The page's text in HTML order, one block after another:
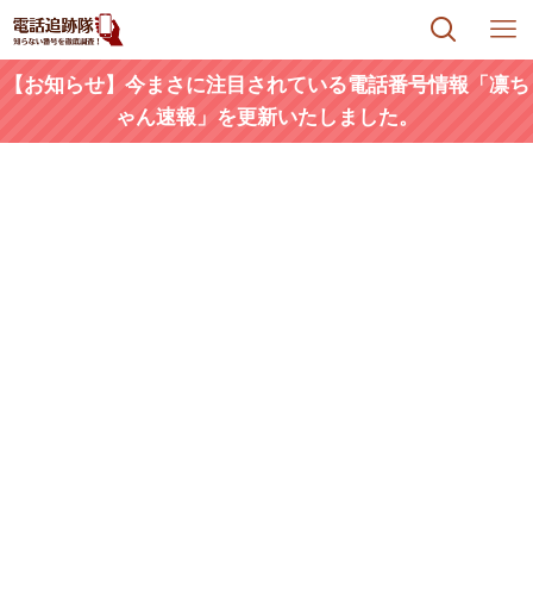
【お知らせ】今まさに注目されている電話番号情報「凛ち
ゃん速報」を更新いたしました。